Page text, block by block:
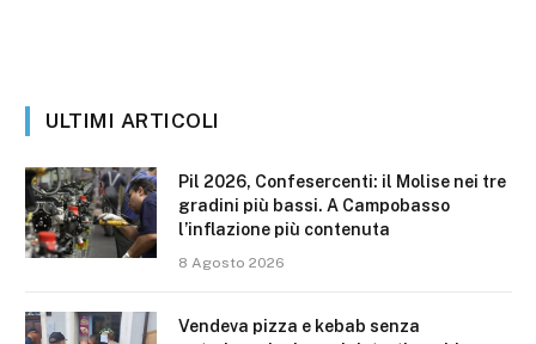
ULTIMI ARTICOLI
Pil 2026, Confesercenti: il Molise nei tre
gradini più bassi. A Campobasso
l’inflazione più contenuta
8 Agosto 2026
Vendeva pizza e kebab senza